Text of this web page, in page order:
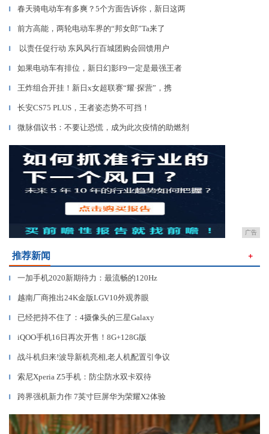
▎ 春天骑电动车有多爽？5个方面告诉你，新日这两
▎ 前方高能，两轮电动车界的“邦女郎”Ta来了
▎ 以责任促行动 东风风行百城团购会回馈用户
▎ 如果电动车有排位，新日幻影F9一定是最强王者
▎ 王炸组合开挂！新日x女超联赛“耀·探营”，携
▎ 长安CS75 PLUS，王者姿态势不可挡！
▎ 微脉倡议书：不要让恐慌，成为此次疫情的助燃剂
广告
推荐新闻 ＋
▎ 一加手机2020新期待力：最流畅的120Hz
▎ 越南厂商推出24K金版LGV10外观养眼
▎ 已经把持不住了：4摄像头的三星Galaxy
▎ iQOO手机16日再次开售！8G+128G版
▎ 战斗机归来!波导新机亮相,老人机配置引争议
▎ 索尼Xperia Z5手机：防尘防水双卡双待
▎ 跨界强机新力作 7英寸巨屏华为荣耀X2体验